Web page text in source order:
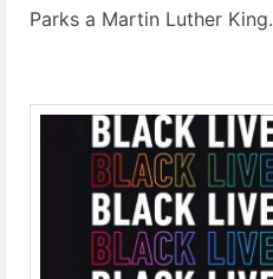
Parks a Martin Luther King.